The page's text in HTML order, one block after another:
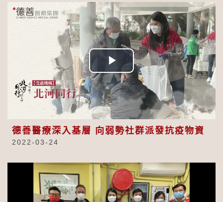
Play
Video
德善醫療深入基層 向弱勢社群派發抗疫物資
2022-03-24